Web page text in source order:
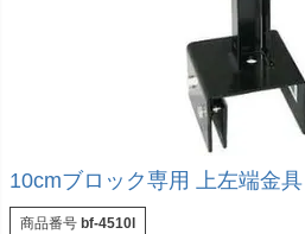
10cmブロック専用 上左端金具
商品番号 bf-4510l